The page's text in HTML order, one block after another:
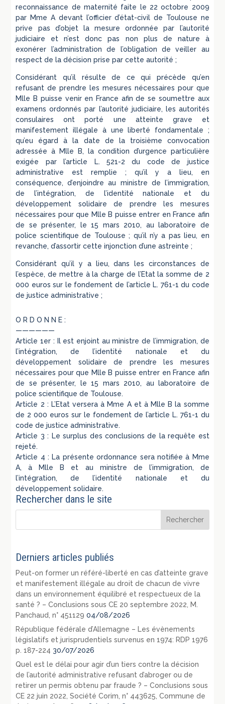
reconnaissance de maternité faite le 22 octobre 2009
par Mme A devant l’officier d’état-civil de Toulouse ne
prive pas d’objet la mesure ordonnée par l’autorité
judiciaire et n’est donc pas non plus de nature à
exonérer l’administration de l’obligation de veiller au
respect de la décision prise par cette autorité ;
Considérant qu’il résulte de ce qui précède qu’en
refusant de prendre les mesures nécessaires pour que
Mlle B puisse venir en France afin de se soumettre aux
examens ordonnés par l’autorité judiciaire, les autorités
consulaires ont porté une atteinte grave et
manifestement illégale à une liberté fondamentale ;
qu’eu égard à la date de la troisième convocation
adressée à Mlle B, la condition d’urgence particulière
exigée par l’article L. 521-2 du code de justice
administrative est remplie ; qu’il y a lieu, en
conséquence, d’enjoindre au ministre de l’immigration,
de l’intégration, de l’identité nationale et du
développement solidaire de prendre les mesures
nécessaires pour que Mlle B puisse entrer en France afin
de se présenter, le 15 mars 2010, au laboratoire de
police scientifique de Toulouse ; qu’il n’y a pas lieu, en
revanche, d’assortir cette injonction d’une astreinte ;
Considérant qu’il y a lieu, dans les circonstances de
l’espèce, de mettre à la charge de l’Etat la somme de 2
000 euros sur le fondement de l’article L. 761-1 du code
de justice administrative ;
O R D O N N E :
——————
Article 1er : Il est enjoint au ministre de l’immigration, de
l’intégration, de l’identité nationale et du
développement solidaire de prendre les mesures
nécessaires pour que Mlle B puisse entrer en France afin
de se présenter, le 15 mars 2010, au laboratoire de
police scientifique de Toulouse.
Article 2 : L’Etat versera à Mme A et à Mlle B la somme
de 2 000 euros sur le fondement de l’article L. 761-1 du
code de justice administrative.
Article 3 : Le surplus des conclusions de la requête est
rejeté.
Article 4 : La présente ordonnance sera notifiée à Mme
A, à Mlle B et au ministre de l’immigration, de
l’intégration, de l’identité nationale et du
développement solidaire.
Rechercher dans le site
Derniers articles publiés
Peut-on former un référé-liberté en cas d’atteinte grave
et manifestement illégale au droit de chacun de vivre
dans un environnement équilibré et respectueux de la
santé ? – Conclusions sous CE 20 septembre 2022, M.
Panchaud, n° 451129 04/08/2026
République fédérale d’Allemagne – Les évènements
législatifs et jurisprudentiels survenus en 1974: RDP 1976
p. 187-224 30/07/2026
Quel est le délai pour agir d’un tiers contre la décision
de l’autorité administrative refusant d’abroger ou de
retirer un permis obtenu par fraude ? – Conclusions sous
CE 22 juin 2022, Société Corim, n° 443625, Commune de